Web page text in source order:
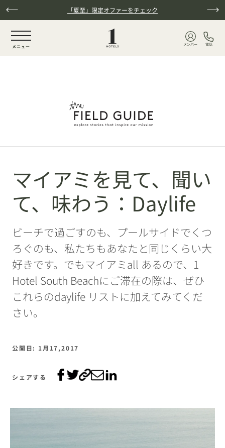
本文へスキップ 「夏至」限定オファーをチェック
NaN / 6
メニュー メンバー 電話
マイアミを見て、聞い
て、味わう：Daylife
ビーチで過ごすのも、プールサイドでくつ
ろぐのも、私たちもあなたと同じくらい大
好きです。でもマイアミall あるので、1
Hotel South Beachにご滞在の際は、ぜひ
これらのdaylife リストに加えてみてくだ
さい。
公開日: 1月17,2017
シェアする